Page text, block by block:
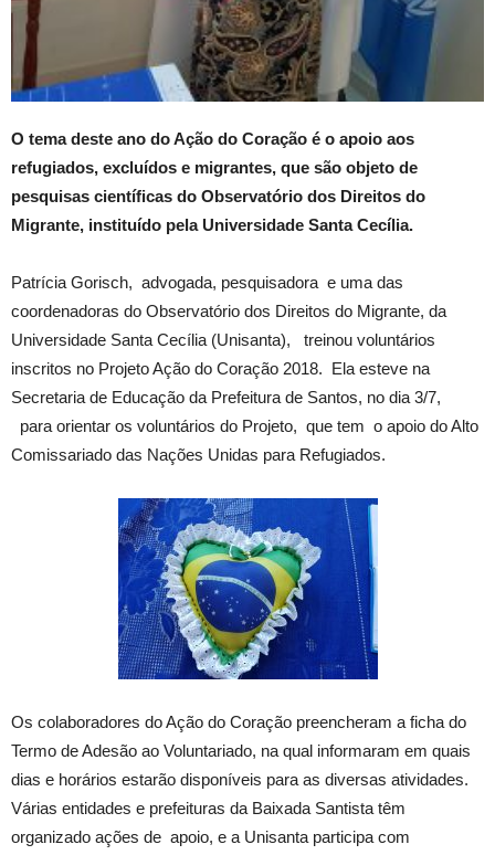
O tema deste ano do Ação do Coração é o apoio aos
refugiados, excluídos e migrantes, que são objeto de
pesquisas científicas do Observatório dos Direitos do
Migrante, instituído pela Universidade Santa Cecília.
Patrícia Gorisch, advogada, pesquisadora e uma das
coordenadoras do Observatório dos Direitos do Migrante, da
Universidade Santa Cecília (Unisanta), treinou voluntários
inscritos no Projeto Ação do Coração 2018. Ela esteve na
Secretaria de Educação da Prefeitura de Santos, no dia 3/7,
para orientar os voluntários do Projeto, que tem o apoio do Alto
Comissariado das Nações Unidas para Refugiados.
Os colaboradores do Ação do Coração preencheram a ficha do
Termo de Adesão ao Voluntariado, na qual informaram em quais
dias e horários estarão disponíveis para as diversas atividades.
Várias entidades e prefeituras da Baixada Santista têm
organizado ações de apoio, e a Unisanta participa com